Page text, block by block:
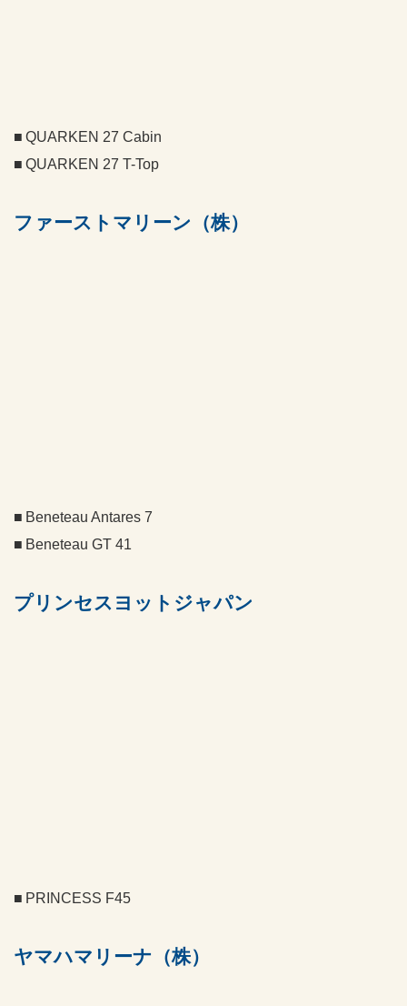
QUARKEN 27 Cabin
QUARKEN 27 T-Top
ファーストマリーン（株）
Beneteau Antares 7
Beneteau GT 41
プリンセスヨットジャパン
PRINCESS F45
ヤマハマリーナ（株）